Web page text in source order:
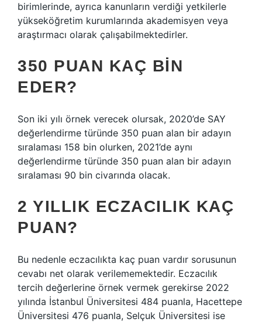
birimlerinde, ayrıca kanunların verdiği yetkilerle
yükseköğretim kurumlarında akademisyen veya
araştırmacı olarak çalışabilmektedirler.
350 PUAN KAÇ BIN
EDER?
Son iki yılı örnek verecek olursak, 2020’de SAY
değerlendirme türünde 350 puan alan bir adayın
sıralaması 158 bin olurken, 2021’de aynı
değerlendirme türünde 350 puan alan bir adayın
sıralaması 90 bin civarında olacak.
2 YILLIK ECZACILIK KAÇ
PUAN?
Bu nedenle eczacılıkta kaç puan vardır sorusunun
cevabı net olarak verilememektedir. Eczacılık
tercih değerlerine örnek vermek gerekirse 2022
yılında İstanbul Üniversitesi 484 puanla, Hacettepe
Üniversitesi 476 puanla, Selçuk Üniversitesi ise